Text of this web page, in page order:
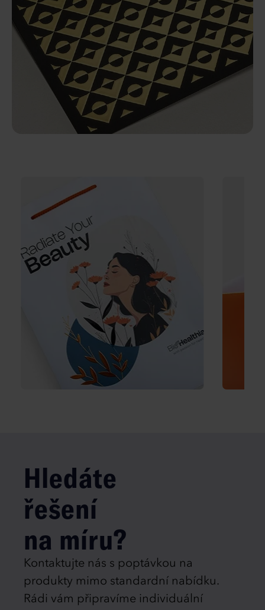
Hledáte
řešení
na míru?
Kontaktujte nás s poptávkou na
produkty mimo standardní nabídku.
Rádi vám připravíme individuální